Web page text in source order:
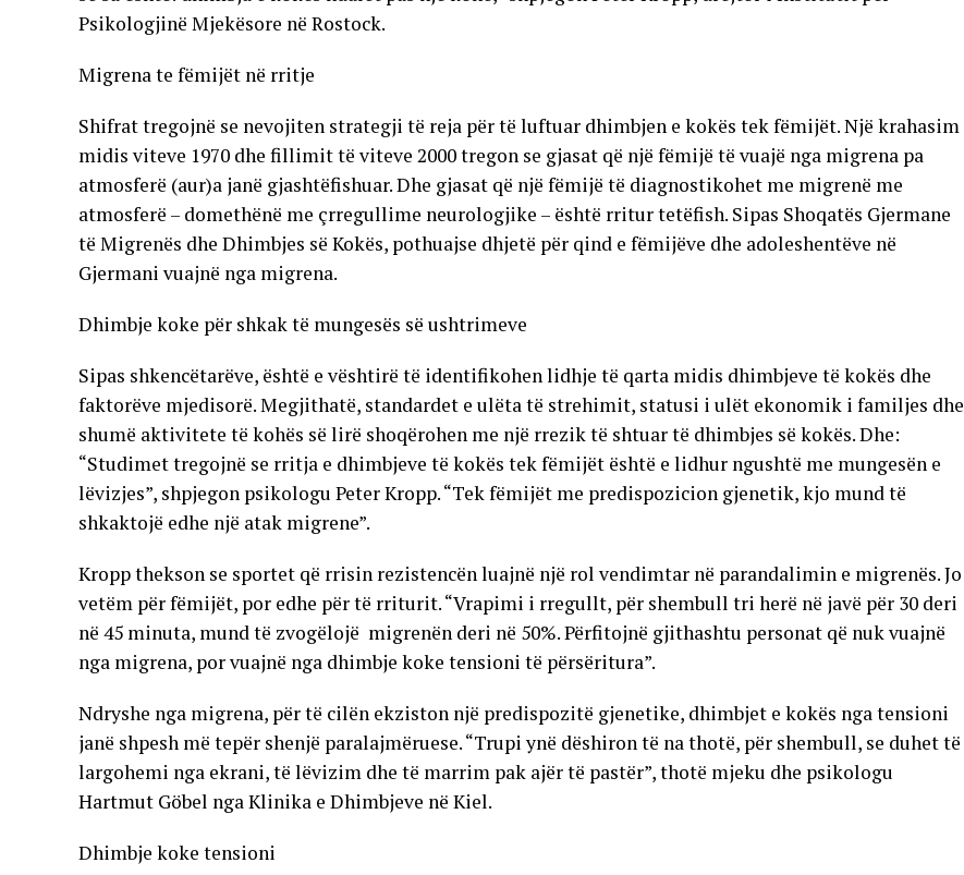
Psikologjinë Mjekësore në Rostock.
Migrena te fëmijët në rritje
Shifrat tregojnë se nevojiten strategji të reja për të luftuar dhimbjen e kokës tek fëmijët. Një krahasim
midis viteve 1970 dhe fillimit të viteve 2000 tregon se gjasat që një fëmijë të vuajë nga migrena pa
atmosferë (aur)a janë gjashtëfishuar. Dhe gjasat që një fëmijë të diagnostikohet me migrenë me
atmosferë – domethënë me çrregullime neurologjike – është rritur tetëfish. Sipas Shoqatës Gjermane
të Migrenës dhe Dhimbjes së Kokës, pothuajse dhjetë për qind e fëmijëve dhe adoleshentëve në
Gjermani vuajnë nga migrena.
Dhimbje koke për shkak të mungesës së ushtrimeve
Sipas shkencëtarëve, është e vështirë të identifikohen lidhje të qarta midis dhimbjeve të kokës dhe
faktorëve mjedisorë. Megjithatë, standardet e ulëta të strehimit, statusi i ulët ekonomik i familjes dhe
shumë aktivitete të kohës së lirë shoqërohen me një rrezik të shtuar të dhimbjes së kokës. Dhe:
“Studimet tregojnë se rritja e dhimbjeve të kokës tek fëmijët është e lidhur ngushtë me mungesën e
lëvizjes”, shpjegon psikologu Peter Kropp. “Tek fëmijët me predispozicion gjenetik, kjo mund të
shkaktojë edhe një atak migrene”.
Kropp thekson se sportet që rrisin rezistencën luajnë një rol vendimtar në parandalimin e migrenës. Jo
vetëm për fëmijët, por edhe për të rriturit. “Vrapimi i rregullt, për shembull tri herë në javë për 30 deri
në 45 minuta, mund të zvogëlojë migrenën deri në 50%. Përfitojnë gjithashtu personat që nuk vuajnë
nga migrena, por vuajnë nga dhimbje koke tensioni të përsëritura”.
Ndryshe nga migrena, për të cilën ekziston një predispozitë gjenetike, dhimbjet e kokës nga tensioni
janë shpesh më tepër shenjë paralajmëruese. “Trupi ynë dëshiron të na thotë, për shembull, se duhet të
largohemi nga ekrani, të lëvizim dhe të marrim pak ajër të pastër”, thotë mjeku dhe psikologu
Hartmut Göbel nga Klinika e Dhimbjeve në Kiel.
Dhimbje koke tensioni